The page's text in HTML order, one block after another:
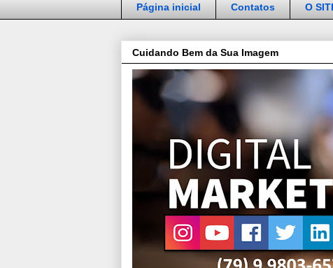
Página inicial Contatos O
Cuidando Bem da Sua Imagem